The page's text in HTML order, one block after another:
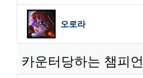
오로라
카운터당하는 챔피언